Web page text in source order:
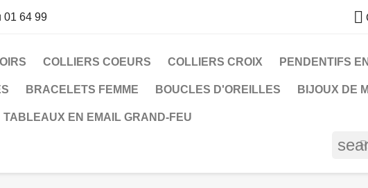
01 64 99

COLLIERS COEURS COLLIERS CROIX PENDENTIFS
BRACELETS FEMME BOUCLES D'OREILLES BIJOUX DE
TABLEAUX EN EMAIL GRAND-FEU